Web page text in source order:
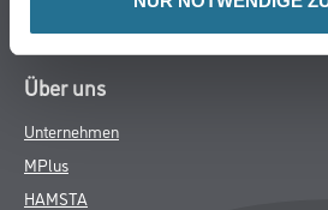
Über uns
Unternehmen
MPlus
HAMSTA